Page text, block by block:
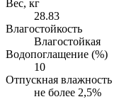
Вес, кг
28.83
Влагостойкость
Влагостойкая
Водопоглащение (%)
10
Отпускная влажность
не более 2,5%